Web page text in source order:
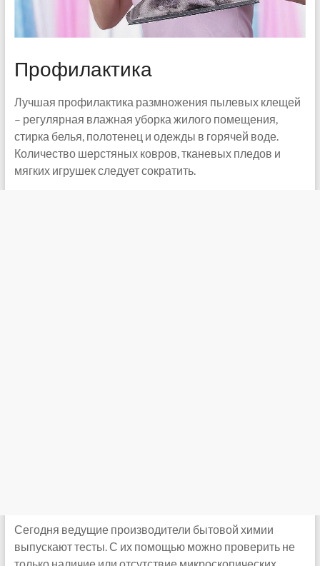
Профилактика
Лучшая профилактика размножения пылевых клещей
– регулярная влажная уборка жилого помещения,
стирка белья, полотенец и одежды в горячей воде.
Количество шерстяных ковров, тканевых пледов и
мягких игрушек следует сократить.
Сегодня ведущие производители бытовой химии
выпускают тесты. С их помощью можно проверить не
только наличие или отсутствие микроскопических